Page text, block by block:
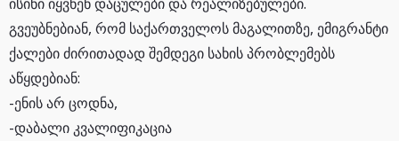
გვეუბნებიან, რომ საქართველოს მაგალითზე, ემიგრანტი
ქალები ძირითადად შემდეგი სახის პრობლემებს
აწყდებიან:
-ენის არ ცოდნა,
-დაბალი კვალიფიკაცია